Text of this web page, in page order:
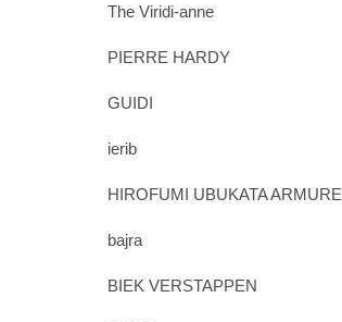
The Viridi-anne
PIERRE HARDY
GUIDI
ierib
HIROFUMI UBUKATA ARMURE
bajra
BIEK VERSTAPPEN